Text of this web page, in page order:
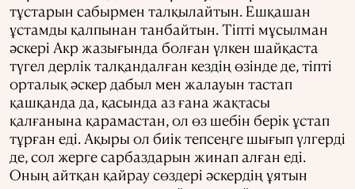
тұстарын сабырмен талқылайтын. Ешқашан
ұстамды қалпынан танбайтын. Тіпті мұсылман
әскері Акр жазығында болған үлкен шайқаста
түгел дерлік талқандалған кездің өзінде де, тіпті
орталық әскер дабыл мен жалауын тастап
қашқанда да, қасында аз ғана жақтасы
қалғанына қарамастан, ол өз шебін берік ұстап
тұрған еді. Ақыры ол биік тепсеңге шығып үлгерді
де, сол жерге сарбаздарын жинап алған еді.
Оның айтқан қайрау сөздері әскердің ұятын